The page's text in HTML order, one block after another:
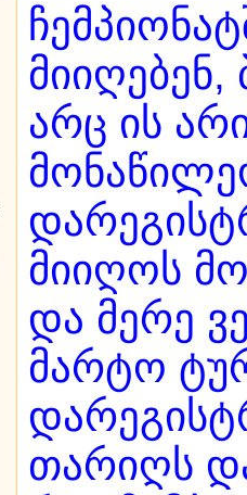
მიიღებენ,
არც ის
მიიღოს
და მერე
მარტო
თარიღს